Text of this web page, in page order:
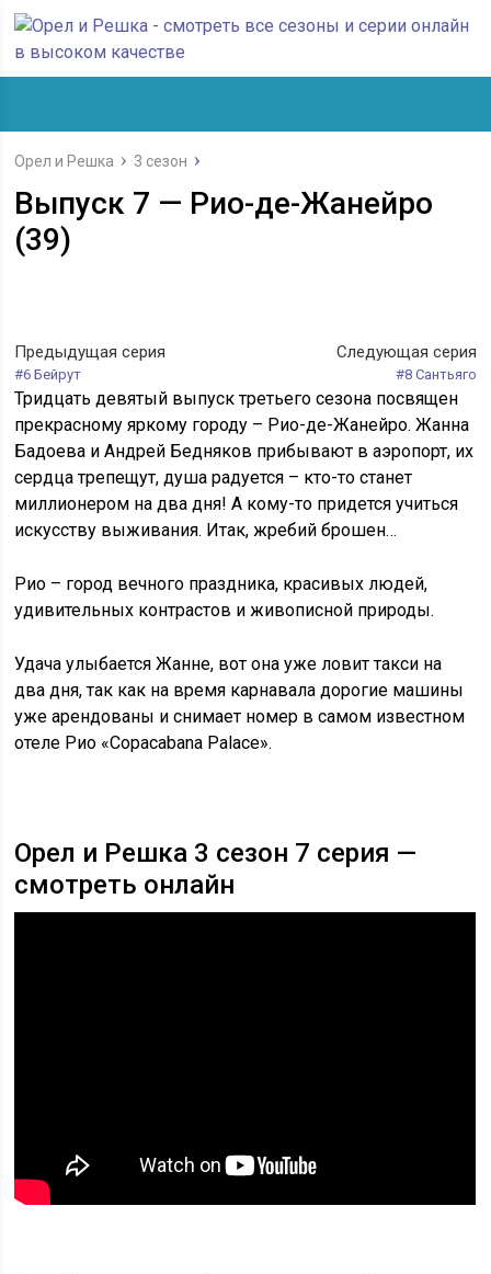
Орел и Решка 3 сезон
Выпуск 7 — Рио-де-Жанейро
(39)
Предыдущая серия
#6 Бейрут
Следующая серия
#8 Сантьяго
Тридцать девятый выпуск третьего сезона посвящен
прекрасному яркому городу – Рио-де-Жанейро. Жанна
Бадоева и Андрей Бедняков прибывают в аэропорт, их
сердца трепещут, душа радуется – кто-то станет
миллионером на два дня! А кому-то придется учиться
искусству выживания. Итак, жребий брошен…
Рио – город вечного праздника, красивых людей,
удивительных контрастов и живописной природы.
Удача улыбается Жанне, вот она уже ловит такси на
два дня, так как на время карнавала дорогие машины
уже арендованы и снимает номер в самом известном
отеле Рио «Copacabana Palace».
Орел и Решка 3 сезон 7 серия —
смотреть онлайн